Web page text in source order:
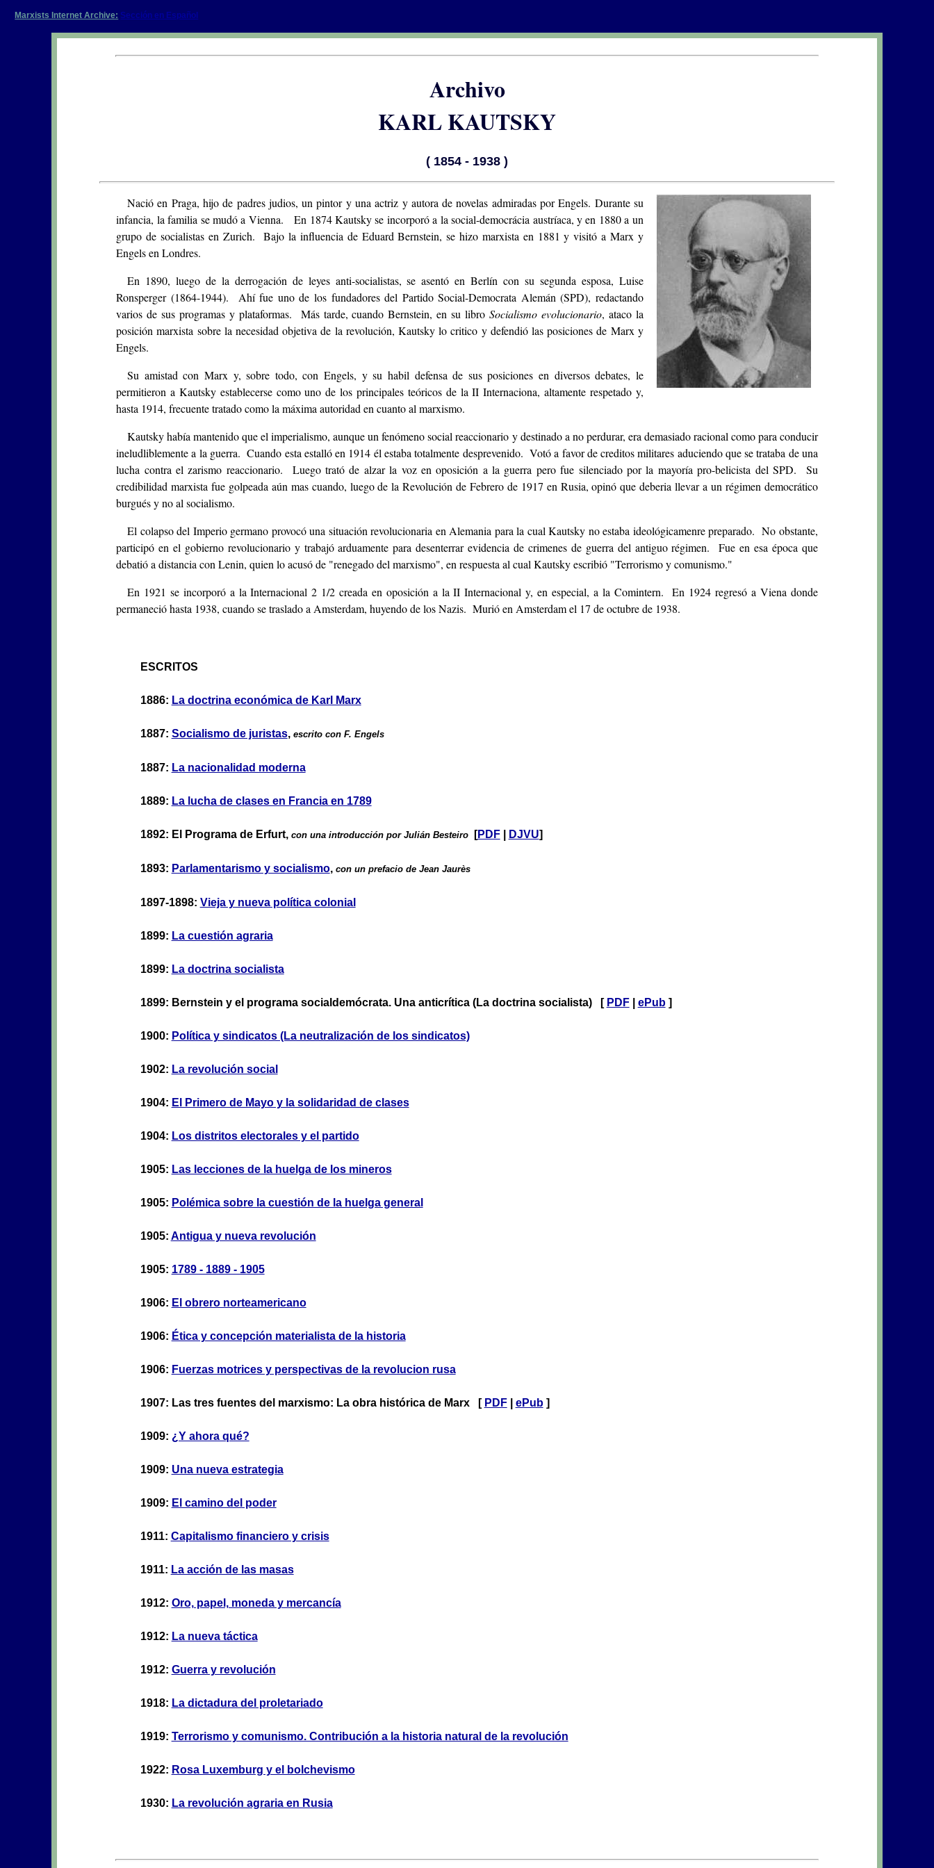
Marxists Internet Archive: Sección en Español
Archivo
KARL KAUTSKY
( 1854 - 1938 )
Nació en Praga, hijo de padres judios, un pintor y una actriz y autora de novelas admiradas por Engels. Durante su
infancia, la familia se mudó a Vienna. En 1874 Kautsky se incorporó a la social-democrácia austríaca, y en 1880 a un
grupo de socialistas en Zurich. Bajo la influencia de Eduard Bernstein, se hizo marxista en 1881 y visitó a Marx y
Engels en Londres.
En 1890, luego de la derrogación de leyes anti-socialistas, se asentó en Berlín con su segunda esposa, Luise
Ronsperger (1864-1944). Ahí fue uno de los fundadores del Partido Social-Democrata Alemán (SPD), redactando
varios de sus programas y plataformas. Más tarde, cuando Bernstein, en su libroSocialismo evolucionario, ataco la
posición marxista sobre la necesidad objetiva de la revolución, Kautsky lo critico y defendió las posiciones de Marx y
Engels.
Su amistad con Marx y, sobre todo, con Engels, y su habil defensa de sus posiciones en diversos debates, le
permitieron a Kautsky establecerse como uno de los principales teóricos de la II Internaciona, altamente respetado y,
hasta 1914, frecuente tratado como la máxima autoridad en cuanto al marxismo.
Kautsky había mantenido que el imperialismo, aunque un fenómeno social reaccionario y destinado a no perdurar, era demasiado racional como para conducir
ineludliblemente a la guerra. Cuando esta estalló en 1914 él estaba totalmente desprevenido. Votó a favor de creditos militares aduciendo que se trataba de una
lucha contra el zarismo reaccionario. Luego trató de alzar la voz en oposición a la guerra pero fue silenciado por la mayoría pro-belicista del SPD. Su
credibilidad marxista fue golpeada aún mas cuando, luego de la Revolución de Febrero de 1917 en Rusia, opinó que deberia llevar a un régimen democrático
burgués y no al socialismo.
El colapso del Imperio germano provocó una situación revolucionaria en Alemania para la cual Kautsky no estaba ideológicamenre preparado. No obstante,
participó en el gobierno revolucionario y trabajó arduamente para desenterrar evidencia de crimenes de guerra del antiguo régimen. Fue en esa época que
debatió a distancia con Lenin, quien lo acusó de "renegado del marxismo", en respuesta al cual Kautsky escribió "Terrorismo y comunismo."
En 1921 se incorporó a la Internacional 2 1/2 creada en oposición a la II Internacional y, en especial, a la Comintern. En 1924 regresó a Viena donde
permaneció hasta 1938, cuando se traslado a Amsterdam, huyendo de los Nazis. Murió en Amsterdam el 17 de octubre de 1938.
ESCRITOS
1886: La doctrina económica de Karl Marx
1887: Socialismo de juristas, escrito con F. Engels
1887: La nacionalidad moderna
1889: La lucha de clases en Francia en 1789
1892: El Programa de Erfurt, con una introducción por Julián Besteiro [PDF| DJVU]
1893: Parlamentarismo y socialismo, con un prefacio de Jean Jaurès
1897-1898: Vieja y nueva política colonial
1899: La cuestión agraria
1899: La doctrina socialista
1899: Bernstein y el programa socialdemócrata. Una anticrítica (La doctrina socialista) [ PDF| ePub]
1900: Política y sindicatos (La neutralización de los sindicatos)
1902: La revolución social
1904: El Primero de Mayo y la solidaridad de clases
1904: Los distritos electorales y el partido
1905: Las lecciones de la huelga de los mineros
1905: Polémica sobre la cuestión de la huelga general
1905: Antigua y nueva revolución
1905: 1789 - 1889 - 1905
1906: El obrero norteamericano
1906: Ética y concepción materialista de la historia
1906: Fuerzas motrices y perspectivas de la revolucion rusa
1907: Las tres fuentes del marxismo: La obra histórica de Marx [ PDF| ePub]
1909: ¿Y ahora qué?
1909: Una nueva estrategia
1909: El camino del poder
1911: Capitalismo financiero y crisis
1911: La acción de las masas
1912: Oro, papel, moneda y mercancía
1912: La nueva táctica
1912: Guerra y revolución
1918: La dictadura del proletariado
1919: Terrorismo y comunismo. Contribución a la historia natural de la revolución
1922: Rosa Luxemburg y el bolchevismo
1930: La revolución agraria en Rusia